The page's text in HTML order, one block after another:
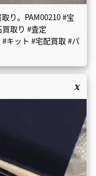
り。PAM00210 #宝
取り #査定
キット #宅配買取 #パ